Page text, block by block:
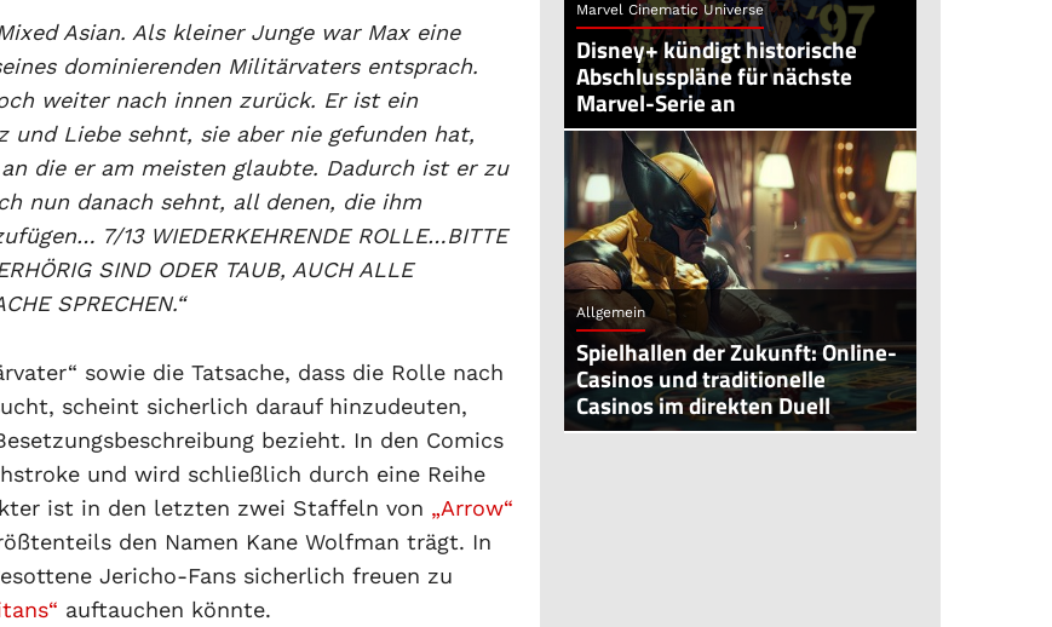
Asian. Als kleiner Junge war Max eine
dominierenden Militärvaters entsprach.
weiter nach innen zurück. Er ist ein
und Liebe sehnt, sie aber nie gefunden hat,
die er am meisten glaubte. Dadurch ist er zu
nun danach sehnt, all denen, die ihm
7/13 WIEDERKEHRENDE ROLLE…BITTE
SIND ODER TAUB, AUCH ALLE
SPRECHEN.“
sowie die Tatsache, dass die Rolle nach
scheint sicherlich darauf hinzudeuten,
bezieht. In den Comics
und wird schließlich durch eine Reihe
ist in den letzten zwei Staffeln von „Arrow“
den Namen Kane Wolfman trägt. In
Jericho-Fans sicherlich freuen zu
auftauchen könnte.
Marvel Cinematic Universe
Disney+ kündigt historische
Abschlusspläne für nächste
Marvel-Serie an
Allgemein
Spielhallen der Zukunft: Online-
Casinos und traditionelle
Casinos im direkten Duell